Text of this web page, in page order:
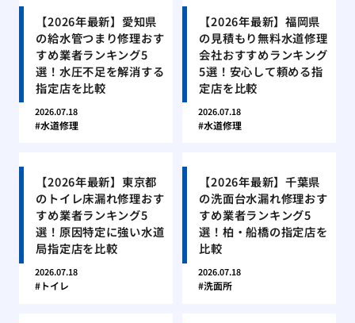
【2026年最新】愛知県
の給水管つまり修理おす
すめ業者ランキング5
選！水圧不足を解消する
指定店を比較
2026.07.18
水道修理
【2026年最新】福岡県
の見積もり無料水道修理
会社おすすめランキング
5選！安心して頼める指
定店を比較
2026.07.18
水道修理
【2026年最新】東京都
のトイレ床漏れ修理おす
すめ業者ランキング5
選！原因特定に強い水道
局指定店を比較
2026.07.18
トイレ
【2026年最新】千葉県
の洗面台水漏れ修理おす
すめ業者ランキング5
選！柏・船橋の指定店を
比較
2026.07.18
洗面所